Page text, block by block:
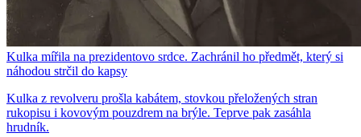
Kulka mířila na prezidentovo srdce. Zachránil ho předmět, který si
náhodou strčil do kapsy
Kulka z revolveru prošla kabátem, stovkou přeložených stran
rukopisu i kovovým pouzdrem na brýle. Teprve pak zasáhla
hrudník.